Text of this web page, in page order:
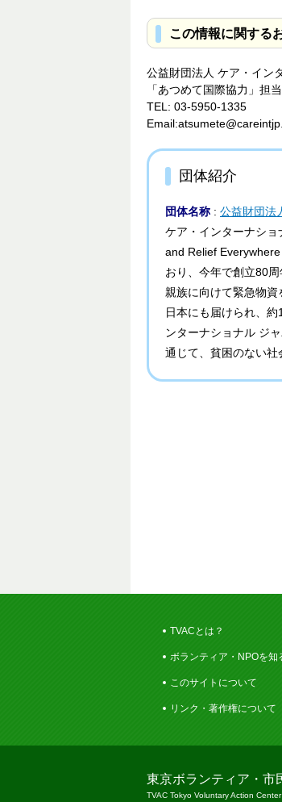
この情報に関する
公益財団法人 ケア・イン
「あつめて国際協力」担
TEL: 03-5950-1335
団体紹介
団体名称 : 公益財団法
ケア・インターナシ
and Relief
おり、今年で創立80
親族に向けて緊急物
日本にも届けられ、
ンターナショナル ジ
通じて、貧困のない社
TVACとは？
ボランティア・NPOを知
このサイトについて
リンク・著作権について
東京ボランティア・市
TVAC Tokyo Voluntary Action Center